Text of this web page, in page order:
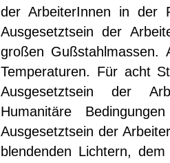
der ArbeiterInnen in der
Ausgesetztsein der
großen Gußstahlmassen.
Temperaturen. Für acht
Ausgesetztsein der
Humanitäre
Ausgesetztsein der
blendenden Lichtern,